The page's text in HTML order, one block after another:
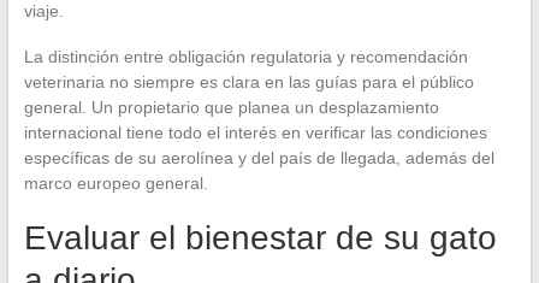
viaje.
La distinción entre obligación regulatoria y recomendación
veterinaria no siempre es clara en las guías para el público
general. Un propietario que planea un desplazamiento
internacional tiene todo el interés en verificar las condiciones
específicas de su aerolínea y del país de llegada, además del
marco europeo general.
Evaluar el bienestar de su gato